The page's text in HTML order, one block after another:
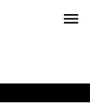
menu